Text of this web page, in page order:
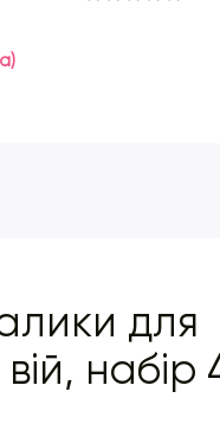
для
набір